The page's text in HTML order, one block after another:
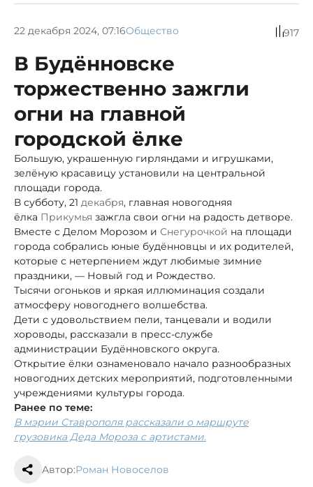
22 декабря 2024, 07:16Общество 917
В Будённовске
торжественно зажгли
огни на главной
городской ёлке
Большую, украшенную гирляндами и игрушками,
зелёную красавицу установили на центральной
площади города.
В субботу, 21 декабря, главная новогодняя
ёлка Прикумья зажгла свои огни на радость детворе.
Вместе с Делом Морозом и Снегурочкой на площади
города собрались юные будённовцы и их родителей,
которые с нетерпением ждут любимые зимние
праздники, — Новый год и Рождество.
Тысячи огоньков и яркая иллюминация создали
атмосферу новогоднего волшебства.
Дети с удовольствием пели, танцевали и водили
хороводы, рассказали в пресс-службе
администрации Будённовского округа.
Открытие ёлки ознаменовало начало разнообразных
новогодних детских мероприятий, подготовленными
учреждениями культуры города.
Ранее по теме:
В мэрии Ставрополя рассказали о маршруте
грузовика Деда Мороза с артистами.
Автор:Роман Новоселов